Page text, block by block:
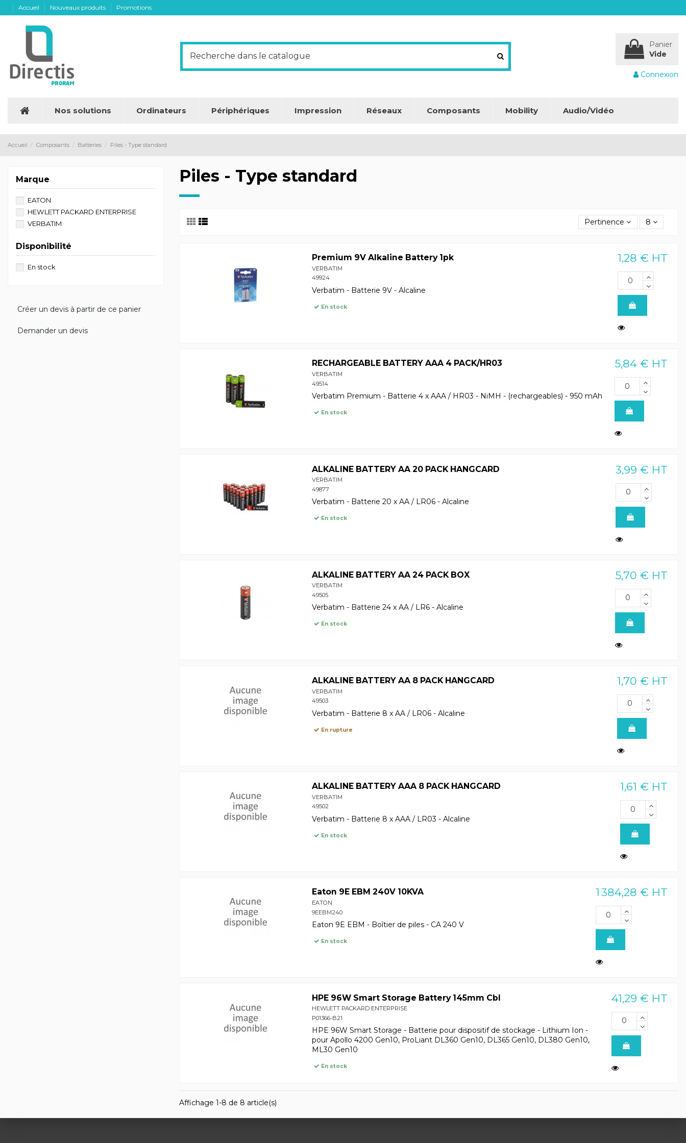
Accueil Nouveaux produits Promotions
Panier
Vide
Connexion
Nos solutions Ordinateurs Périphériques Impression Réseaux Composants Mobility Audio/Vidéo
Accueil Composants Batteries Piles - Type standard
Piles - Type standard
Pertinence 8
Premium 9V Alkaline Battery 1pk
VERBATIM
49924
Verbatim - Batterie 9V - Alcaline
En stock
1,28 € HT
RECHARGEABLE BATTERY AAA 4 PACK/HR03
VERBATIM
49514
Verbatim Premium - Batterie 4 x AAA / HR03 - NiMH - (rechargeables) - 950 mAh
En stock
5,84 € HT
ALKALINE BATTERY AA 20 PACK HANGCARD
VERBATIM
49877
Verbatim - Batterie 20 x AA / LR06 - Alcaline
En stock
3,99 € HT
ALKALINE BATTERY AA 24 PACK BOX
VERBATIM
49505
Verbatim - Batterie 24 x AA / LR6 - Alcaline
En stock
5,70 € HT
ALKALINE BATTERY AA 8 PACK HANGCARD
VERBATIM
49503
Verbatim - Batterie 8 x AA / LR06 - Alcaline
En rupture
1,70 € HT
ALKALINE BATTERY AAA 8 PACK HANGCARD
VERBATIM
49502
Verbatim - Batterie 8 x AAA / LR03 - Alcaline
En stock
1,61 € HT
Eaton 9E EBM 240V 10KVA
EATON
9EEBM240
Eaton 9E EBM - Boîtier de piles - CA 240 V
En stock
1 384,28 € HT
HPE 96W Smart Storage Battery 145mm Cbl
HEWLETT PACKARD ENTERPRISE
P01366-B21
HPE 96W Smart Storage - Batterie pour dispositif de stockage - Lithium Ion -
pour Apollo 4200 Gen10, ProLiant DL360 Gen10, DL365 Gen10, DL380 Gen10,
ML30 Gen10
En stock
41,29 € HT
Affichage 1-8 de 8 article(s)
Marque
EATON
HEWLETT PACKARD ENTERPRISE
VERBATIM
Disponibilité
En stock
Créer un devis à partir de ce panier
Demander un devis